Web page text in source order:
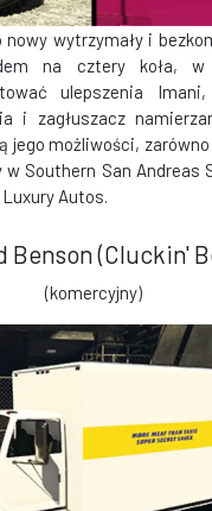
nowy wytrzymały i
na cztery koła, w
ulepszenia
i zagłuszacz
jego możliwości,
Southern San Andreas
Autos.
Benson (Cluckin'
(komercyjny)